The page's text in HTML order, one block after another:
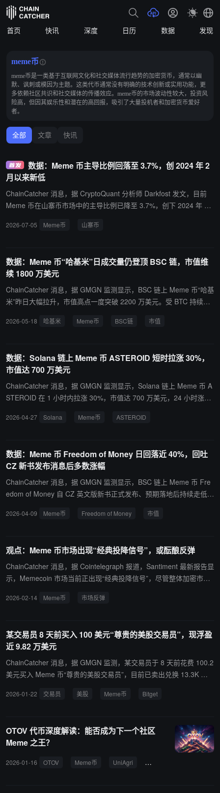
首页 快讯 深度 日历 数据 发现
meme币
meme币是一类基于互联网文化和社交媒体流行趋势的加密货币，通常以幽
默、讽刺或模因为主题。这类代币通常没有明确的技术创新或实用功能，更
多依赖社区共识和社交媒体的传播效应。meme币的市场波动性较大，投资风
险高，但因其娱乐性和潜在的高回报，吸引了大量投机者和加密货币爱好
者。
全部 文章 快讯
数据：Meme 币主导比例回落至 3.7%，创 2024 年 2
月以来新低
ChainCatcher 消息，据 CryptoQuant 分析师 Darkfost 发文，目前
Meme 币在山寨币市场中的主导比例已降至 3.7%，创下 2024 年 2
kfost 表示，Meme 币持有人正变得越来越稀少，这是近三年来最少
2026-07-05 Meme币 山寨币
数据：Meme 币“哈基米”日成交量仍登顶 BSC 链，市值维
续 1800 万美元
ChainCatcher 消息，据 GMGN 监测显示，BSC 链上 Meme 币“哈基
米”昨日大幅拉升，市值高点一度突破 2200 万美元。受 BTC 持续回
保有 23%，同期成交量达 290 万美元，为 BSC 链上日内最大成交量
风险。
2026-05-18 哈基米 Meme币 BSC链 市值
数据：Solana 链上 Meme 币 ASTEROID 短时拉涨 30%，
市值达 700 万美元
ChainCatcher 消息，据 GMGN 监测显示，Solana 链上 Meme 币 A
STEROID 在 1 小时内拉涨 30%，市值达 700 万美元，24 小时涨幅
晨曾一度涨至 900 万美元上方。 此外，Ethereum 链上同一叙事 Me
e 币交易波动巨大，多依赖市场情绪和概念的炒作，并无实际价值或
用例，投资者需注意风险。
2026-04-27 Solana Meme币 ASTEROID
数据：Meme 币 Freedom of Money 日回落近 40%，回吐
CZ 新书发布消息后多数涨幅
ChainCatcher 消息，据 GMGN 监测显示，BSC 链上 Meme 币 Fre
edom of Money 自 CZ 英文版新书正式发布、预期落地后持续走低。
落 43.5%。当前市值暂报 1290 万美元，24 小时交易量约 630 万美
2026-04-09 Meme币 Freedom of Money 市值
观点：Meme 币市场出现“经典投降信号”，或酝酿反弹
ChainCatcher 消息，据 Cointelegraph 报道，Santiment 最新报告显
示，Memecoin 市场当前正出现“经典投降信号”，尽管整体加密市场
mecoin 总市值下跌约 34%，降至 310.2 亿美元。同期 Dogecoin 下
致性悲观往往是典型的市场投降信号。 报告称，当某一板块被市场
“彻底判死刑”时，往往正是逆向关注的时点，“最大痛苦往往对应阶段
性底部”。此外，Santiment 还指出，加密社交媒体上看空评论显著多
于看多评论，历史经验显示市场通常会朝与大众预期相反的方向运
复行情。 Santiment 强调，随着比特币机构化程度提升，传统“比特
2026-02-14 Meme币 市场反弹
某交易员 8 天前买入 100 美元“尊贵的美股交易员”，现浮盈
近 9.82 万美元
ChainCatcher 消息，据 GMGN 监测，某交易员于 8 天前花费 100.2
美元买入 Meme 币“尊贵的美股交易员”，目前已卖出兑换 13.3K 美
万美元。 该 Meme 币叙事来源于 Bitget CEO Gracy 在 Bitget 美股
2026-01-22 交易员 美股 Meme币 Bitget
OTOV 代币深度解读：能否成为下一个社区
Meme 之王？
2026-01-16 OTOV Meme币 UniAgri 社区共识